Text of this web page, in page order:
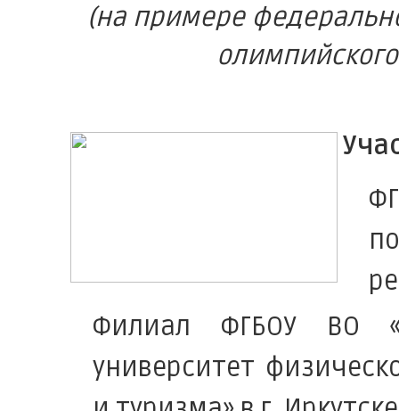
(на примере
Филиал ФГБОУ ВО
университет